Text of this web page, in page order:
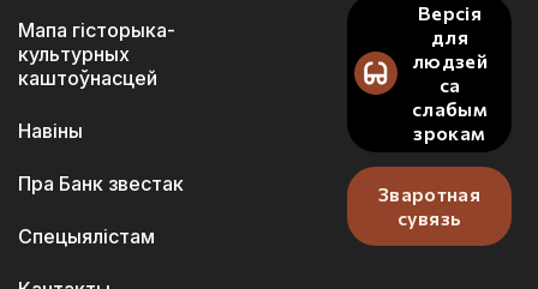
Мапа гісторыка-
культурных
каштоўнасцей
Навіны
Пра Банк звестак
Спецыялістам
Версія
для
людзей
са
слабым
зрокам
Зваротная
сувязь